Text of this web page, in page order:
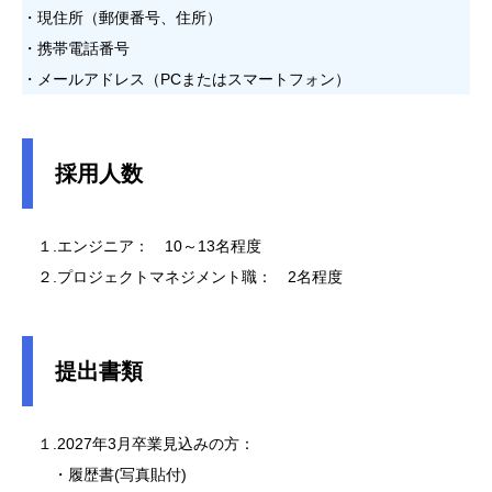
・現住所（郵便番号、住所）
・携帯電話番号
・メールアドレス（PCまたはスマートフォン）
採用人数
１.エンジニア： 10～13名程度
２.プロジェクトマネジメント職： 2名程度
提出書類
１.2027年3月卒業見込みの方：
・履歴書(写真貼付)